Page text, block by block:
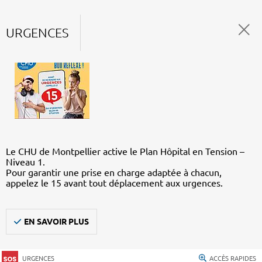
URGENCES
Le CHU de Montpellier active le Plan Hôpital en Tension –
Niveau 1.
Pour garantir une prise en charge adaptée à chacun,
appelez le 15 avant tout déplacement aux urgences.
EN SAVOIR PLUS
URGENCES ACCÈS RAPIDES